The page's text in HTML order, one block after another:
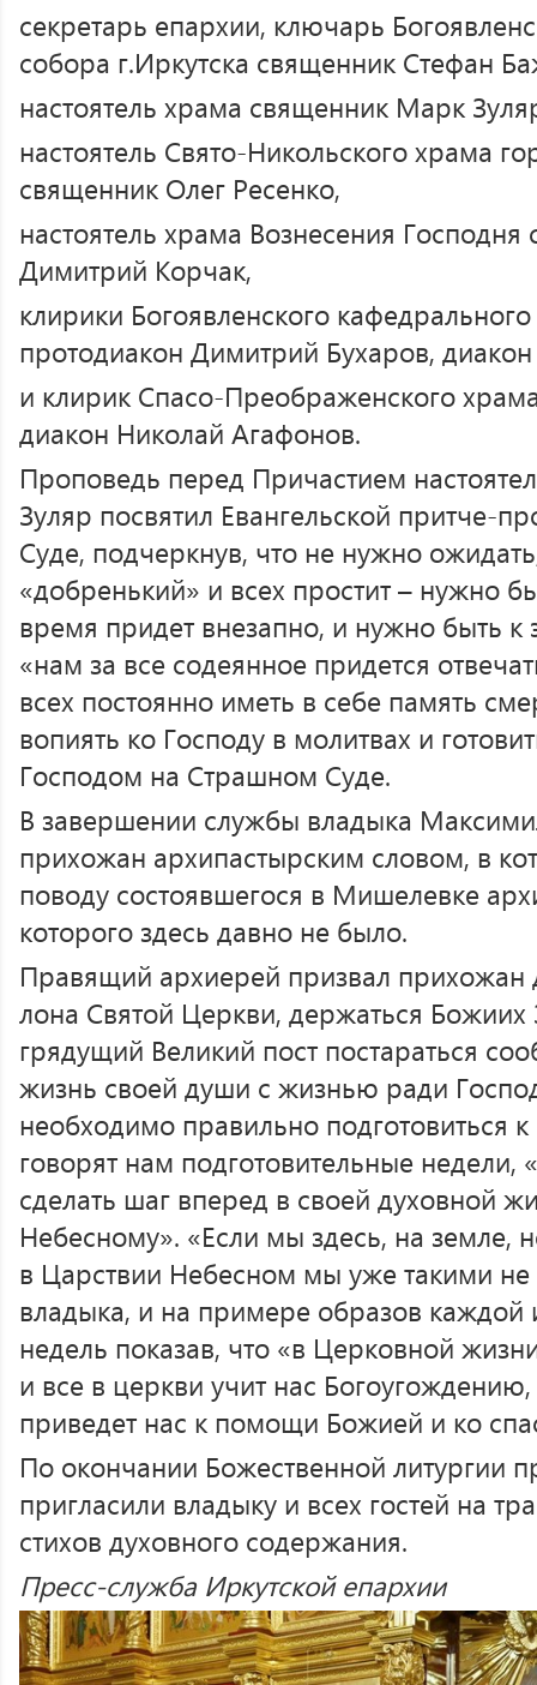
секретарь епархии, ключарь
собора г.Иркутска священник Стефан
настоятель храма священник Марк
настоятель Свято-Никольского храма
священник Олег Ресенко,
настоятель храма Вознесения
Димитрий Корчак,
клирики Богоявленского
протодиакон Димитрий Бухаров,
и клирик Спасо-Преображенского
диакон Николай Агафонов.
Проповедь перед Причастием
Зуляр посвятил Евангельской притче-
Суде, подчеркнув, что не нужно
«добренький» и всех простит – нужно
время придет внезапно, и нужно быть к
«нам за все содеянное придется
всех постоянно иметь в себе память
вопиять ко Господу в молитвах и
Господом на Страшном Суде.
В завершении службы владыка
прихожан архипастырским словом, в
поводу состоявшегося в Мишелевке
которого здесь давно не было.
Правящий архиерей призвал прихожан
лона Святой Церкви, держаться
грядущий Великий пост постараться
жизнь своей души с жизнью ради
необходимо правильно подготовиться
говорят нам подготовительные недели,
сделать шаг вперед в своей духовной
Небесному». «Если мы здесь, на земле,
в Царствии Небесном мы уже такими не
владыка, и на примере образов каждой
недель показав, что «в Церковной
и все в церкви учит нас
приведет нас к помощи Божией и ко
По окончании Божественной литургии
пригласили владыку и всех гостей на
стихов духовного содержания.
Пресс-служба Иркутской епархии